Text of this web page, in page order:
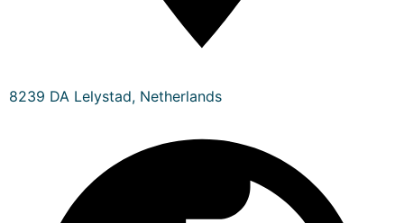
8239 DA Lelystad, Netherlands